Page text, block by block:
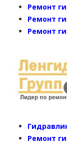
Ремонт
Ремонт
Ремонт
Ремонт